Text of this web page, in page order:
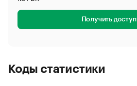
Получить доступ
Коды статистики